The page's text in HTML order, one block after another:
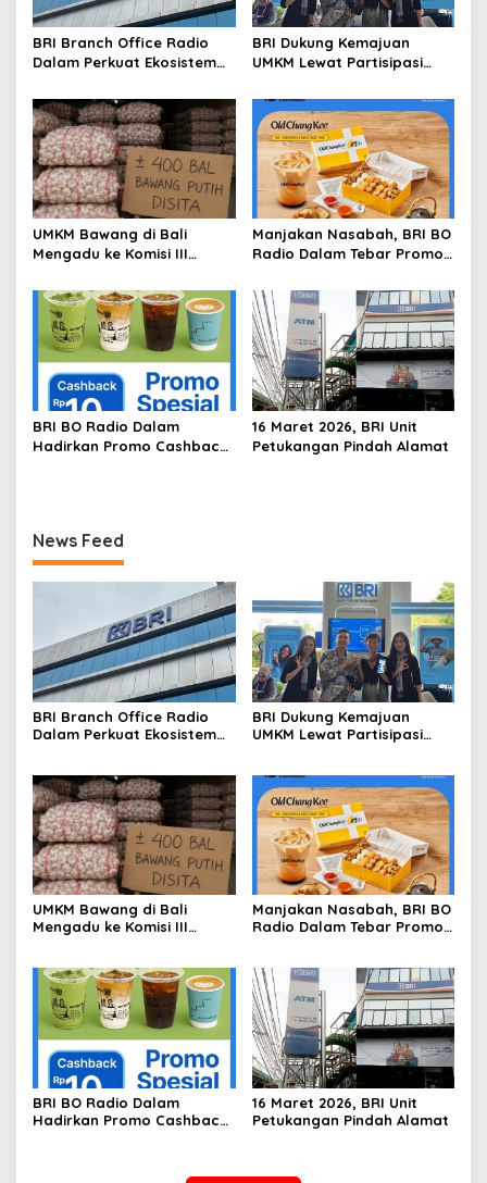
BRI Branch Office Radio
Dalam Perkuat Ekosistem
Cashback QRIS BRImo
BRI Dukung Kemajuan
UMKM Lewat Partisipasi
UMKM Bawang di Bali
Mengadu ke Komisi III
Bawang Disita, Kerugian
Membengkak
Manjakan Nasabah, BRI BO
Radio Dalam Tebar Promo
Chang Kee
BRI BO Radio Dalam
Hadirkan Promo Cashback
16 Maret 2026, BRI Unit
Petukangan Pindah Alamat
News Feed
BRI Branch Office Radio
Dalam Perkuat Ekosistem
BRI Dukung Kemajuan
UMKM Lewat Partisipasi
UMKM Bawang di Bali
Mengadu ke Komisi III
Membengkak
Manjakan Nasabah, BRI BO
Radio Dalam Tebar Promo
BRI BO Radio Dalam
Hadirkan Promo Cashback
16 Maret 2026, BRI Unit
Petukangan Pindah Alamat